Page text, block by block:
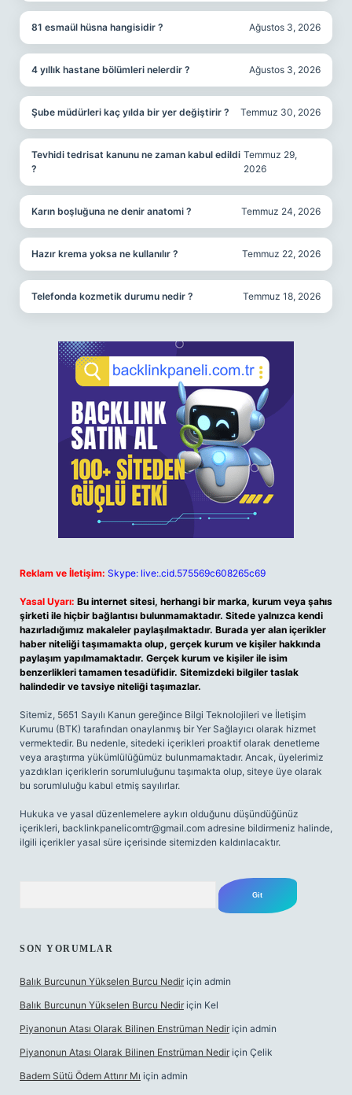
81 esmaül hüsna hangisidir ? Ağustos 3, 2026
4 yıllık hastane bölümleri nelerdir ? Ağustos 3, 2026
Şube müdürleri kaç yılda bir yer değiştirir ? Temmuz 30, 2026
Tevhidi tedrisat kanunu ne zaman kabul edildi
?
Temmuz 29,
2026
Karın boşluğuna ne denir anatomi ? Temmuz 24, 2026
Hazır krema yoksa ne kullanılır ? Temmuz 22, 2026
Telefonda kozmetik durumu nedir ? Temmuz 18, 2026
Reklam ve İletişim: Skype: live:.cid.575569c608265c69
Yasal Uyarı: Bu internet sitesi, herhangi bir marka, kurum veya şahıs
şirketi ile hiçbir bağlantısı bulunmamaktadır. Sitede yalnızca kendi
hazırladığımız makaleler paylaşılmaktadır. Burada yer alan içerikler
haber niteliği taşımamakta olup, gerçek kurum ve kişiler hakkında
paylaşım yapılmamaktadır. Gerçek kurum ve kişiler ile isim
benzerlikleri tamamen tesadüfidir. Sitemizdeki bilgiler taslak
halindedir ve tavsiye niteliği taşımazlar.
Sitemiz, 5651 Sayılı Kanun gereğince Bilgi Teknolojileri ve İletişim
Kurumu (BTK) tarafından onaylanmış bir Yer Sağlayıcı olarak hizmet
vermektedir. Bu nedenle, sitedeki içerikleri proaktif olarak denetleme
veya araştırma yükümlülüğümüz bulunmamaktadır. Ancak, üyelerimiz
yazdıkları içeriklerin sorumluluğunu taşımakta olup, siteye üye olarak
bu sorumluluğu kabul etmiş sayılırlar.
Hukuka ve yasal düzenlemelere aykırı olduğunu düşündüğünüz
içerikleri, backlinkpanelicomtr@gmail.com adresine bildirmeniz halinde,
ilgili içerikler yasal süre içerisinde sitemizden kaldırılacaktır.
SON YORUMLAR
Balık Burcunun Yükselen Burcu Nedir için admin
Balık Burcunun Yükselen Burcu Nedir için Kel
Piyanonun Atası Olarak Bilinen Enstrüman Nedir için admin
Piyanonun Atası Olarak Bilinen Enstrüman Nedir için Çelik
Badem Sütü Ödem Attırır Mı için admin